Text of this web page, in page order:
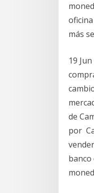
más
19
de
por